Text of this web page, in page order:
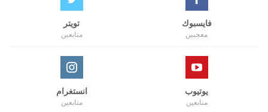
فايسبوك
معجبين
تويتر
متابعين
يوتيوب
متابعين
انستغرام
متابعين